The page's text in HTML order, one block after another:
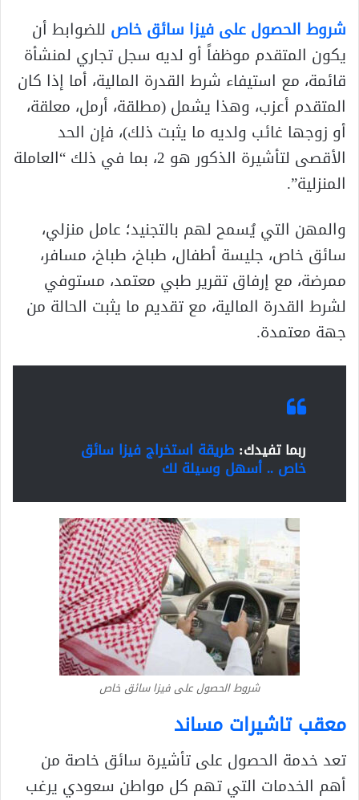
شروط الحصول على فيزا سائق خاص للضوابط أن
يكون المتقدم موظفاً أو لديه سجل تجاري لمنشأة
قائمة، مع استيفاء شرط القدرة المالية، أما إذا كان
المتقدم أعزب، وهذا يشمل (مطلقة، أرمل، معلقة،
أو زوجها غائب ولديه ما يثبت ذلك)، فإن الحد
الأقصى لتأشيرة الذكور هو 2، بما في ذلك “العاملة
المنزلية”.
والمهن التي يُسمح لهم بالتجنيد؛ عامل منزلي،
سائق خاص، جليسة أطفال، طباخ، طباخ، مسافر،
ممرضة، مع إرفاق تقرير طبي معتمد، مستوفي
لشرط القدرة المالية، مع تقديم ما يثبت الحالة من
جهة معتمدة.
ربما تفيدك: طريقة استخراج فيزا سائق
خاص .. أسهل وسيلة لك
شروط الحصول على فيزا سائق خاص
معقب تاشيرات مساند
تعد خدمة الحصول على تأشيرة سائق خاصة من
أهم الخدمات التي تهم كل مواطن سعودي يرغب